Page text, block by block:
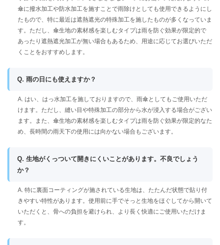
傘に撥水加工や防水加工を施すことで雨除けとしても使用できるようにし
たもので、特に最近は遮熱遮光の特殊加工を施したものが多くなっていま
す。ただし、傘生地の素材感を楽しむタイプは雨を防ぐ効果が限定的で
あったり遮熱遮光加工が無い場合もあるため、用途に応じてお選びいただ
くことをおすすめします。
Q. 雨の日にも使えますか？
A. はい、はっ水加工を施しておりますので、雨傘としてもご使用いただ
けます。ただし、縫い目や特殊加工の部分から水が浸入する場合がござい
ます。また、傘生地の素材感を楽しむタイプは雨を防ぐ効果が限定的なた
め、長時間の雨天下の使用には向かない場合もございます。
Q. 生地がくっついて開きにくいことがあります。不良でしょう
か？
A. 特に裏面コーティングが施されている生地は、たたんだ状態で貼り付
きやすい特性があります。使用前に手でそっと生地をほぐしてから開いて
いただくと、骨への負担を避けられ、より長く快適にご使用いただけま
す。